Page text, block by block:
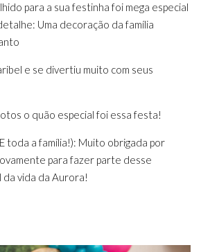
para a sua festinha foi mega especial
Uma decoração da família
e se divertiu muito com seus
o quão especial foi essa festa!
toda a família!): Muito obrigada por
para fazer parte desse
vida da Aurora!